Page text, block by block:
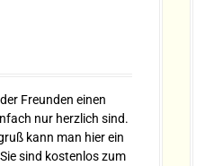
Freunden einen
nur herzlich sind.
kann man hier ein
sind kostenlos zum